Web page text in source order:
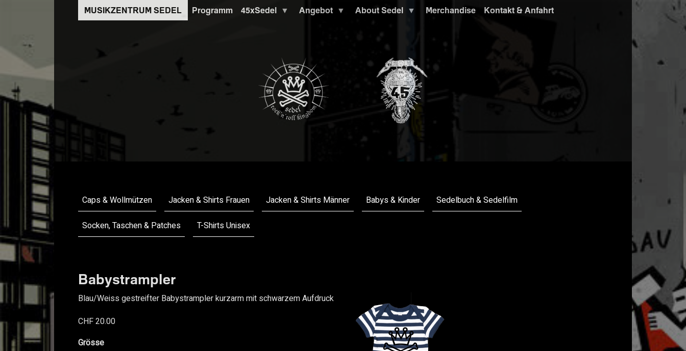
Programm 45xSedel Angebot About Sedel Merchandise Kontakt & Anfahrt
Merchandise
Caps & Wollmützen Jacken & Shirts Frauen Jacken & Shirts Männer Babys & Kinder Sedelbuch & Sedelfilm
Socken, Taschen & Patches T-Shirts Unisex
Warenkorb
0
Elemente
Babystrampler
Blau/Weiss gestreifter Babystrampler kurzarm mit schwarzem Aufdruck
CHF 20.00
Grösse